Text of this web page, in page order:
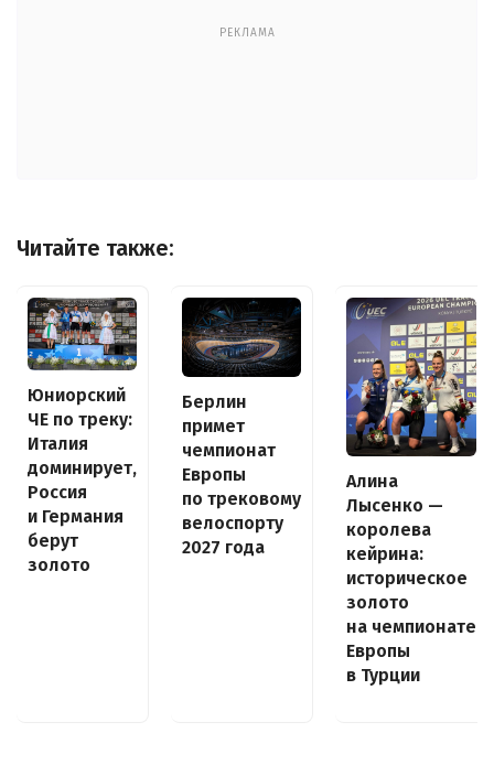
РЕКЛАМА
Читайте также:
Юниорский
ЧЕ по треку:
Италия
доминирует,
Россия
и Германия
берут
золото
Берлин
примет
чемпионат
Европы
по трековому
велоспорту
2027 года
Алина
Лысенко —
королева
кейрина:
историческое
золото
на чемпионате
Европы
в Турции